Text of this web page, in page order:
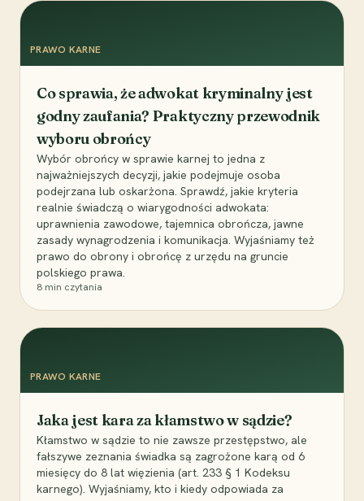
PRAWO KARNE
Co sprawia, że adwokat kryminalny jest
godny zaufania? Praktyczny przewodnik
wyboru obrońcy
Wybór obrońcy w sprawie karnej to jedna z
najważniejszych decyzji, jakie podejmuje osoba
podejrzana lub oskarżona. Sprawdź, jakie kryteria
realnie świadczą o wiarygodności adwokata:
uprawnienia zawodowe, tajemnica obrończa, jawne
zasady wynagrodzenia i komunikacja. Wyjaśniamy też
prawo do obrony i obrońcę z urzędu na gruncie
polskiego prawa.
8 min czytania
PRAWO KARNE
Jaka jest kara za kłamstwo w sądzie?
Kłamstwo w sądzie to nie zawsze przestępstwo, ale
fałszywe zeznania świadka są zagrożone karą od 6
miesięcy do 8 lat więzienia (art. 233 § 1 Kodeksu
karnego). Wyjaśniamy, kto i kiedy odpowiada za